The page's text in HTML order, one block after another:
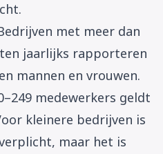
met meer dan
jaarlijks rapporteren
mannen en vrouwen.
medewerkers geldt
kleinere bedrijven is
maar het is